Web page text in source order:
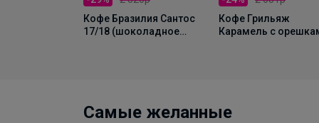
Кофе Бразилия Сантос
17/18 (шоколадное
Кофе Грильяж
Карамель с
Самые желанные